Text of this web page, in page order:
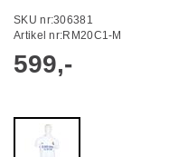
SKU nr:306381
Artikel nr:RM20C1-M
599,-